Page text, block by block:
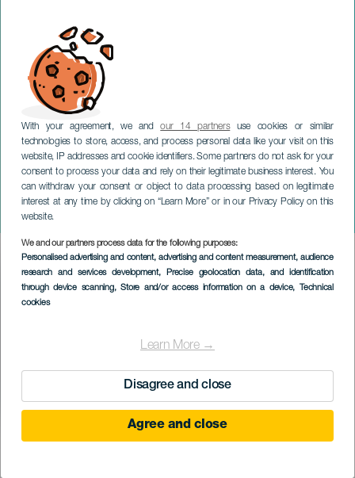
With your agreement, we andour 14 partnersuse cookies or similar
technologies to store, access, and process personal data like your visit on this
website, IP addresses and cookie identifiers. Some partners do not ask for your
consent to process your data and rely on their legitimate business interest. You
can withdraw your consent or object to data processing based on legitimate
interest at any time by clicking on “Learn More” or in our Privacy Policy on this
website.
We and our partners process data for the following purposes:
Personalised advertising and content, advertising and content measurement, audience
research and services development, Precise geolocation data, and identification
through device scanning, Store and/or access information on a device, Technical
cookies
Learn More →
Disagree and close
Agree and close
Entre culturas em Arafo
TENERIFE
Imagen
Listado